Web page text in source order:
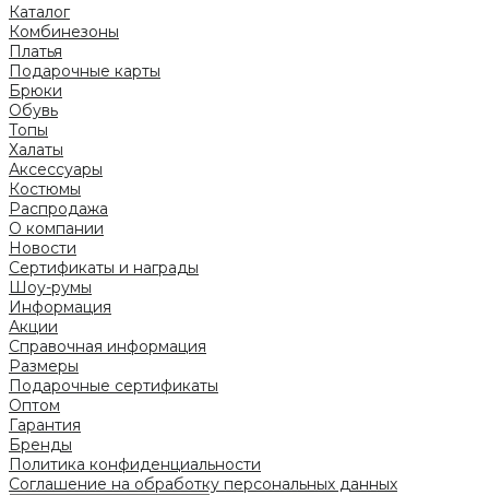
Каталог
Комбинезоны
Платья
Подарочные карты
Брюки
Обувь
Топы
Халаты
Аксессуары
Костюмы
Распродажа
О компании
Новости
Сертификаты и награды
Шоу-румы
Информация
Акции
Справочная информация
Размеры
Подарочные сертификаты
Оптом
Гарантия
Бренды
Политика конфиденциальности
Соглашение на обработку персональных данных